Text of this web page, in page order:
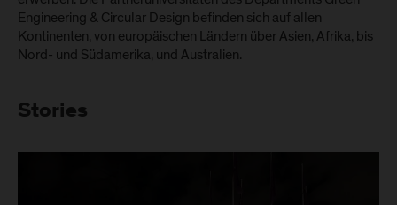
Engineering & Circular Design befinden sich auf allen
Kontinenten, von europäischen Ländern über Asien, Afrika, bis
Nord- und Südamerika, und Australien.
Stories